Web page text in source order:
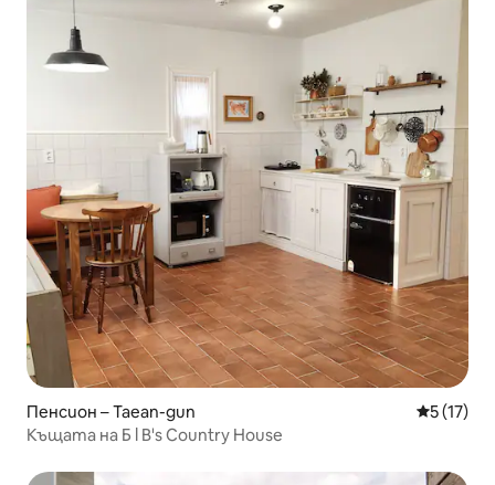
Пенсион – Taean-gun Средна
5 (17)
Къщата на Б l B's Country House